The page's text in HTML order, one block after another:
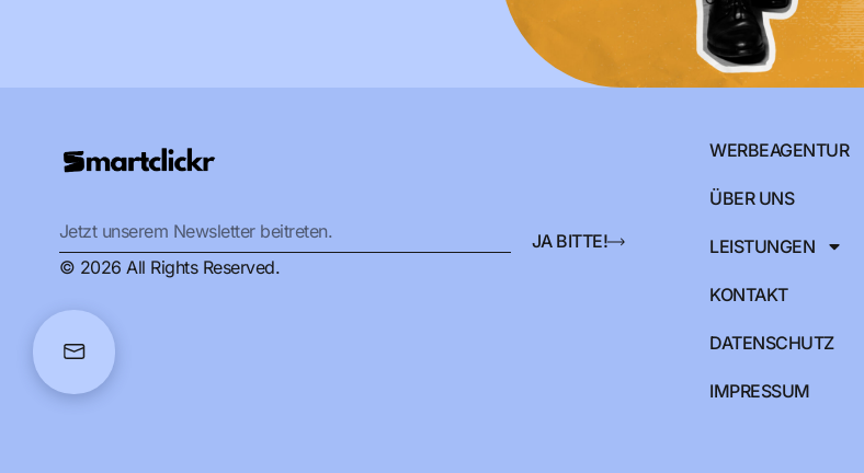
JA BITTE!
© 2026 All Rights Reserved.
WERBEAGENTUR
ÜBER UNS
LEISTUNGEN
KONTAKT
DATENSCHUTZ
IMPRESSUM